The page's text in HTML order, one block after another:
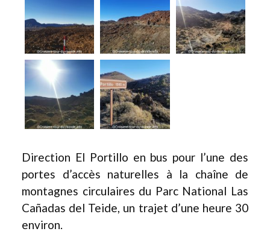
Direction El Portillo en bus pour l’une des
portes d’accès naturelles à la chaîne de
montagnes circulaires du Parc National Las
Cañadas del Teide, un trajet d’une heure 30
environ.